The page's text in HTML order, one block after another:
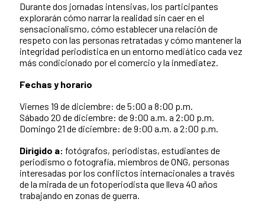
Durante dos jornadas intensivas, los participantes
explorarán cómo narrar la realidad sin caer en el
sensacionalismo, cómo establecer una relación de
respeto con las personas retratadas y cómo mantener la
integridad periodística en un entorno mediático cada vez
más condicionado por el comercio y la inmediatez.
Fechas y horario
Viernes 19 de diciembre: de 5:00 a 8:00 p.m.
Sábado 20 de diciembre: de 9:00 a.m. a 2:00 p.m.
Domingo 21 de diciembre: de 9:00 a.m. a 2:00 p.m.
Dirigido a: fotógrafos, periodistas, estudiantes de
periodismo o fotografía, miembros de ONG, personas
interesadas por los conflictos internacionales a través
de la mirada de un fotoperiodista que lleva 40 años
trabajando en zonas de guerra.